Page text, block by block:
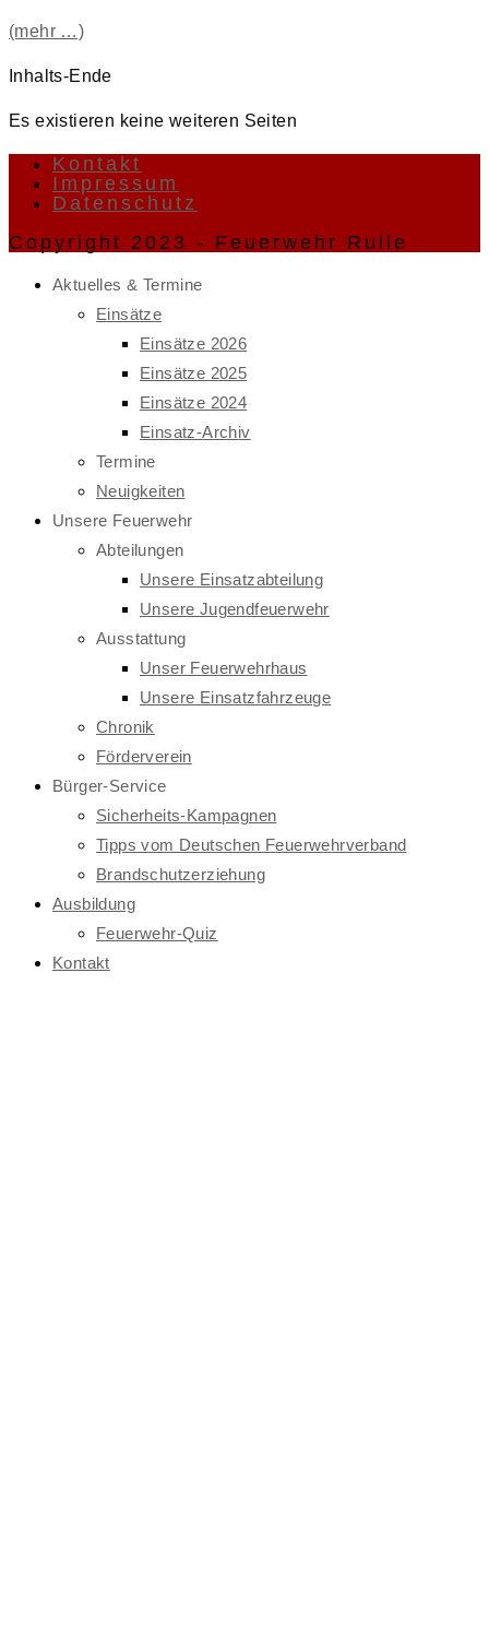
(mehr …)
Inhalts-Ende
Es existieren keine weiteren Seiten
Kontakt
Impressum
Datenschutz
Copyright 2023 - Feuerwehr Rulle
Aktuelles & Termine
Einsätze
Einsätze 2026
Einsätze 2025
Einsätze 2024
Einsatz-Archiv
Termine
Neuigkeiten
Unsere Feuerwehr
Abteilungen
Unsere Einsatzabteilung
Unsere Jugendfeuerwehr
Ausstattung
Unser Feuerwehrhaus
Unsere Einsatzfahrzeuge
Chronik
Förderverein
Bürger-Service
Sicherheits-Kampagnen
Tipps vom Deutschen Feuerwehrverband
Brandschutzerziehung
Ausbildung
Feuerwehr-Quiz
Kontakt